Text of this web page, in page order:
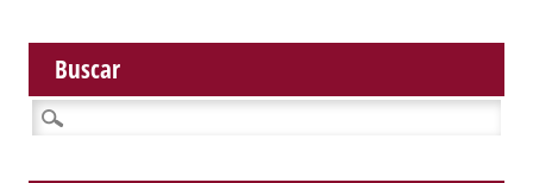
Buscar
Buscar: